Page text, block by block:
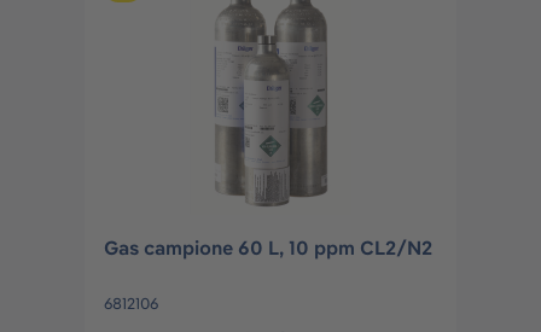
Gas campione 60 L, 10 ppm CL2/N2
6812106